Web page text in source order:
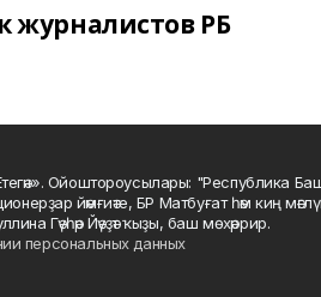
журналистов РБ
Ойоштороусылары: "Республика
йәмғиәте, БР Матбуғат һәм киң
Гәүһәр Йәүҙәт ҡыҙы, баш мөхәррир.
персональных данных